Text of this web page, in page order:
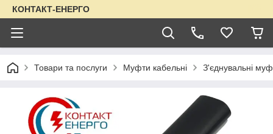
КОНТАКТ-ЕНЕРГО
Товари та послуги Муфти кабельні З'єднувальні